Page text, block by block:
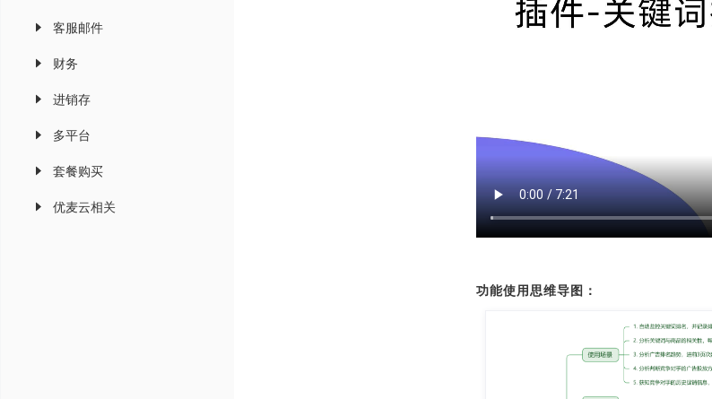
客服邮件
财务
进销存
多平台
套餐购买
优麦云相关
功能使用思维导图：